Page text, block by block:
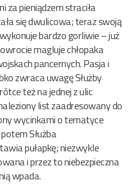
za pieniądzem straciła
się dwulicowa; teraz swoją
bardzo gorliwie – już
magluje chłopaka
pancernych. Pasja i
zwraca uwagę Służby
też na jednej z ulic
list zaadresowany do
wycinkami o tematyce
Służba
pułapkę; niezwykle
i przez to niebezpieczna
wpada.